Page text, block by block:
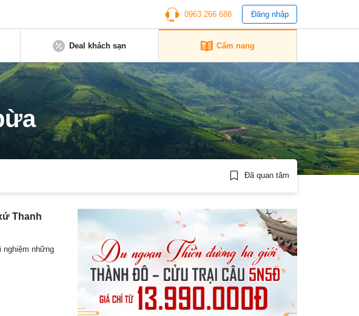
0963 266 688 Đăng nhập
Deal khách sạn Cẩm nang
Đã quan tâm
Thanh
nghiệm những